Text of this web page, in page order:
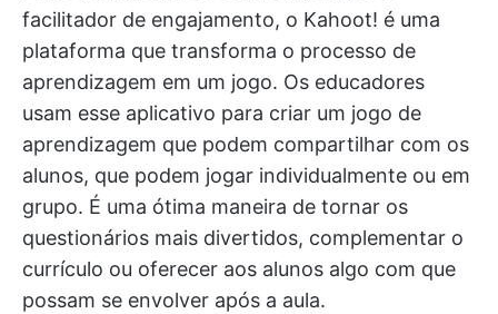
facilitador de engajamento, o Kahoot! é uma
plataforma que transforma o processo de
aprendizagem em um jogo. Os educadores
usam esse aplicativo para criar um jogo de
aprendizagem que podem compartilhar com os
alunos, que podem jogar individualmente ou em
grupo. É uma ótima maneira de tornar os
questionários mais divertidos, complementar o
currículo ou oferecer aos alunos algo com que
possam se envolver após a aula.